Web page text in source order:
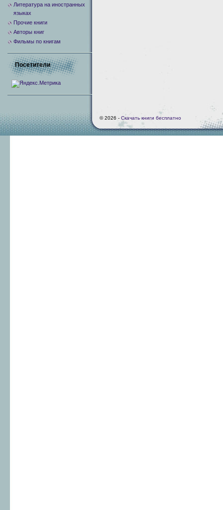
Литература на иностранных
языках
Прочие книги
Авторы книг
Фильмы по книгам
Посетители
© 2026 - Скачать книги бесплатно